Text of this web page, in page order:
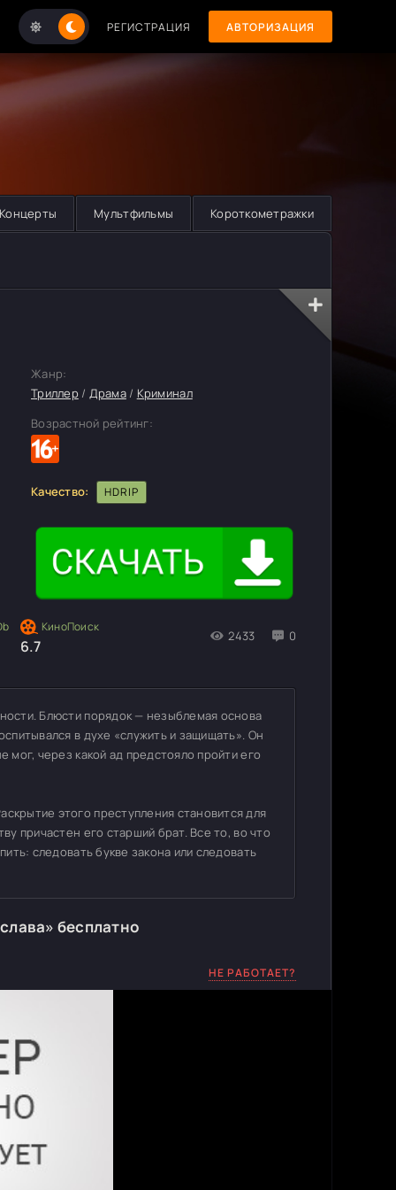
РЕГИСТРАЦИЯ АВТОРИЗАЦИЯ
Концерты Мультфильмы Короткометражки
6.7
2433 0
Жанр:
Триллер/ Драма/ Криминал
Возрастной рейтинг:
Качество: HDRIP
Блюсти порядок — незыблемая основа
в духе «служить и защищать». Он
мог, через какой ад предстояло пройти его
этого преступления становится для
причастен его старший брат. Все то, во что
следовать букве закона или следовать
бесплатно
НЕ РАБОТАЕТ?